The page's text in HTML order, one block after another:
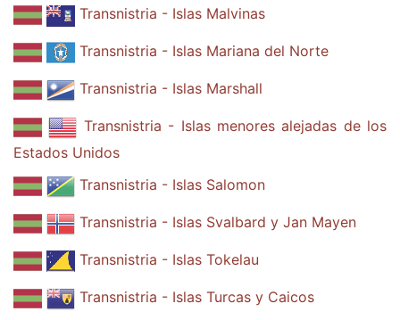
Transnistria - Islas Malvinas
Transnistria - Islas Mariana del Norte
Transnistria - Islas Marshall
Transnistria - Islas menores alejadas de los
Estados Unidos
Transnistria - Islas Salomon
Transnistria - Islas Svalbard y Jan Mayen
Transnistria - Islas Tokelau
Transnistria - Islas Turcas y Caicos